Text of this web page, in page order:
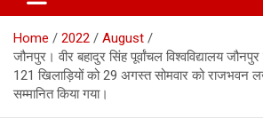
Home 2022
August
जौनपुर। वीर बहादुर सिंह पूर्वांचल विश्वविद्यालय
121 खिलाड़ियों को 29 अगस्त सोमवार को राजभवन
सम्मानित किया गया।